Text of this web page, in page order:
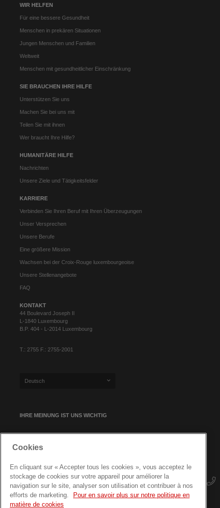
WIR HELFEN
Für eine bessere Gesundheit
Menschen in prekären Situationen
Jungen Menschen und Familien
Weltweit
Menschen mit gesundheitlicher Einschränkung
SIE BRAUCHEN IHRE HILFE
Unterstützen Sie uns
Machen Sie bei uns mit
Teilen Sie mit ihnen
Wer braucht Ihre Hilfe?
HUMANITÄRE HILFE
Nachrichten
Unsere Ziele und Tätigkeitsfelder
KARRIERE
Verbinden Sie Ihren Beruf mit Ihren Überzeugungen
Unser Versprechen
Unsere Berufe
Eine größere Mission
Wachsen bei der Croix-Rouge luxembourgeoise
Unsere Stellenangebote
FAQ
KONTAKT
44 Boulevard Joseph II
L-1840 Luxembourg
B.P. 404 - L-2014 Luxembourg
T.: 2755 F.: 2755-2001
Deutsch
IHRE MEINUNG IST UNS WICHTIG
NEWSLETTER-ANMELDUNG
Cookies
En cliquant sur « Accepter tous les cookies », vous acceptez le
stockage de cookies sur votre appareil pour améliorer la
navigation sur le site, analyser son utilisation et contribuer à nos
efforts de marketing.
Pour en savoir plus sur notre politique en
matière de cookies